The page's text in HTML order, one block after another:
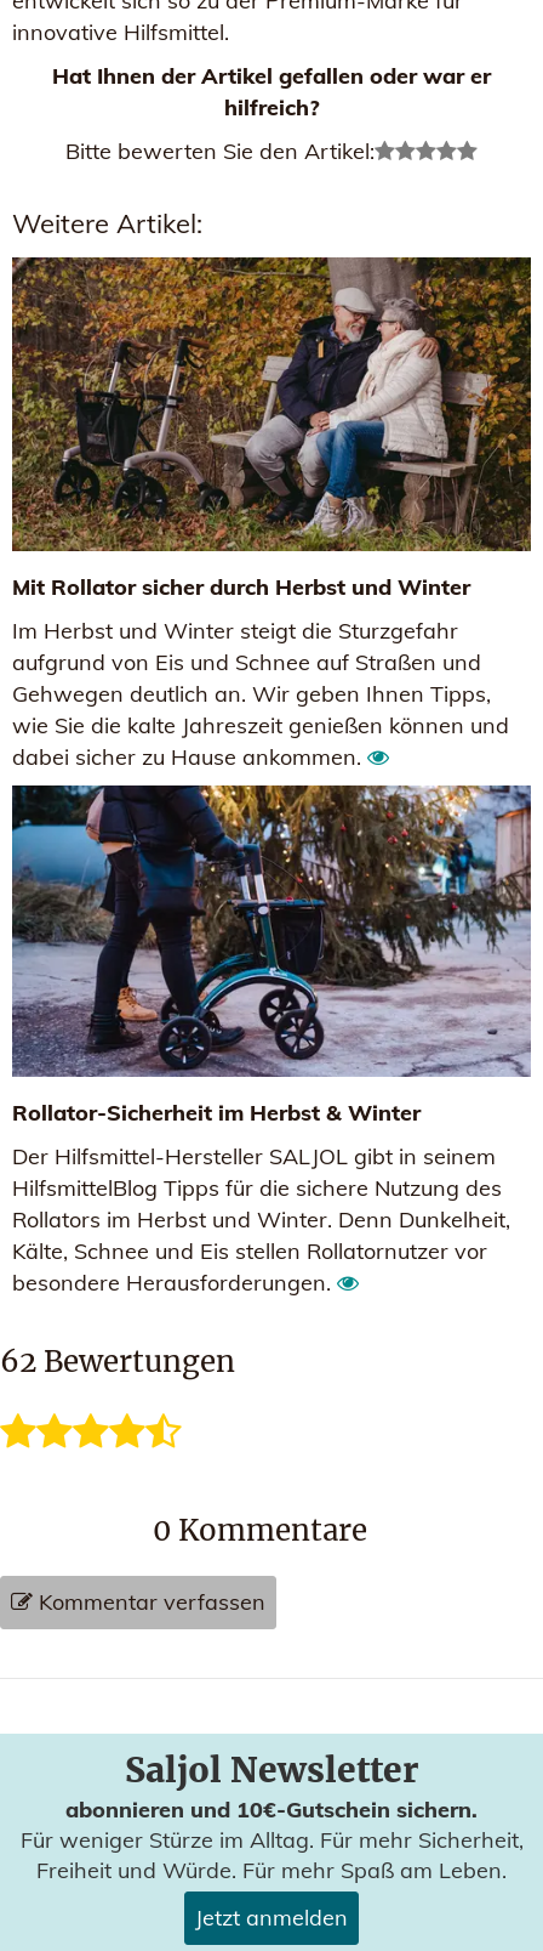
innovative Hilfsmittel.
Hat Ihnen der Artikel gefallen oder war er
hilfreich?
Bitte bewerten Sie den Artikel:
Weitere Artikel:
Mit Rollator sicher durch Herbst und Winter
Im Herbst und Winter steigt die Sturzgefahr
aufgrund von Eis und Schnee auf Straßen und
Gehwegen deutlich an. Wir geben Ihnen Tipps,
wie Sie die kalte Jahreszeit genießen können und
dabei sicher zu Hause ankommen.
Rollator-Sicherheit im Herbst & Winter
Der Hilfsmittel-Hersteller SALJOL gibt in seinem
HilfsmittelBlog Tipps für die sichere Nutzung des
Rollators im Herbst und Winter. Denn Dunkelheit,
Kälte, Schnee und Eis stellen Rollatornutzer vor
besondere Herausforderungen.
62 Bewertungen
0 Kommentare
Kommentar verfassen
Saljol Newsletter
abonnieren und 10€-Gutschein sichern.
Für weniger Stürze im Alltag. Für mehr Sicherheit,
Freiheit und Würde. Für mehr Spaß am Leben.
Jetzt anmelden